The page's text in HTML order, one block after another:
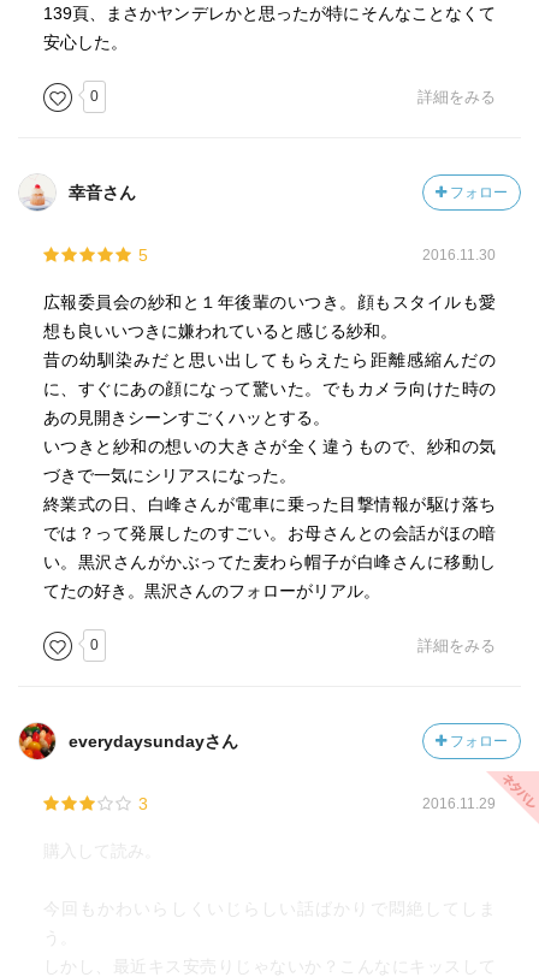
139頁、まさかヤンデレかと思ったが特にそんなことなくて
安心した。
0 詳細をみる
幸音さん フォロー
5 2016.11.30
広報委員会の紗和と１年後輩のいつき。顔もスタイルも愛
想も良いいつきに嫌われていると感じる紗和。
昔の幼馴染みだと思い出してもらえたら距離感縮んだの
に、すぐにあの顔になって驚いた。でもカメラ向けた時の
あの見開きシーンすごくハッとする。
いつきと紗和の想いの大きさが全く違うもので、紗和の気
づきで一気にシリアスになった。
終業式の日、白峰さんが電車に乗った目撃情報が駆け落ち
では？って発展したのすごい。お母さんとの会話がほの暗
い。黒沢さんがかぶってた麦わら帽子が白峰さんに移動し
てたの好き。黒沢さんのフォローがリアル。
0 詳細をみる
everydaysundayさん フォロー
3 2016.11.29
購入して読み。
今回もかわいらしくいじらしい話ばかりで悶絶してしま
う。
しかし、最近キス安売りじゃないか？こんなにキッスして